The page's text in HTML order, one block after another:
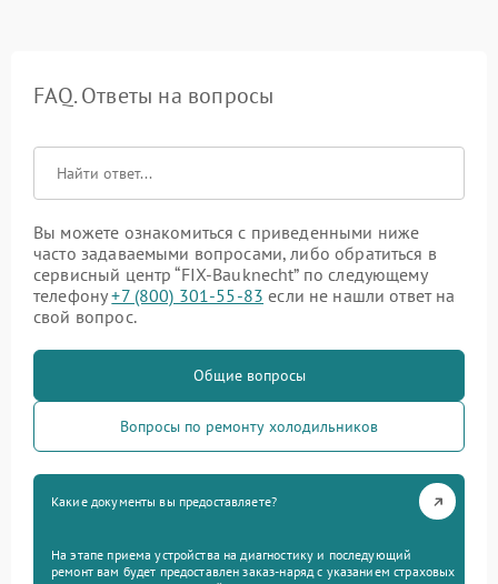
FAQ. Ответы на вопросы
Вы можете ознакомиться с приведенными ниже
часто задаваемыми вопросами, либо обратиться в
сервисный центр “FIX-Bauknecht” по следующему
телефону+7 (800) 301-55-83 если не нашли ответ на
свой вопрос.
Общие вопросы
Вопросы по ремонту холодильников
Какие документы вы предоставляете?
На этапе приема устройства на диагностику и последующий
ремонт вам будет предоставлен заказ-наряд с указанием страховых